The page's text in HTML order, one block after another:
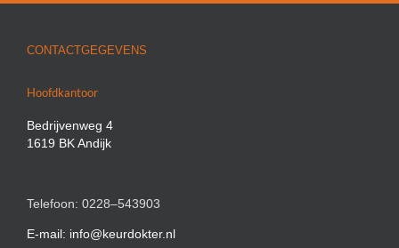
CONTACTGEGEVENS
Hoofdkantoor
Bedrijvenweg 4
1619 BK Andijk
Telefoon: 0228–543903
E-mail: info@keurdokter.nl